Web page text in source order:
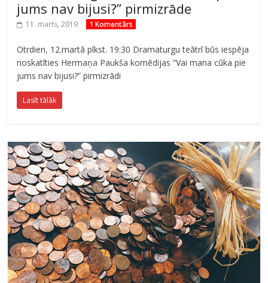
jums nav bijusi?” pirmizrāde
11. marts, 2019 1 Komentārs
Otrdien, 12.martā plkst. 19:30 Dramaturgu teātrī būs iespēja
noskatīties Hermaņa Paukša komēdijas “Vai mana cūka pie
jums nav bijusi?” pirmizrādi
Lasīt tālāk